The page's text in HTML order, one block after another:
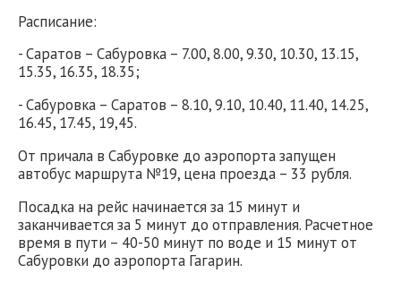
Расписание:
- Саратов – Сабуровка – 7.00, 8.00, 9.30, 10.30, 13.15,
15.35, 16.35, 18.35;
- Сабуровка – Саратов – 8.10, 9.10, 10.40, 11.40, 14.25,
16.45, 17.45, 19,45.
От причала в Сабуровке до аэропорта запущен
автобус маршрута №19, цена проезда – 33 рубля.
Посадка на рейс начинается за 15 минут и
заканчивается за 5 минут до отправления. Расчетное
время в пути – 40-50 минут по воде и 15 минут от
Сабуровки до аэропорта Гагарин.